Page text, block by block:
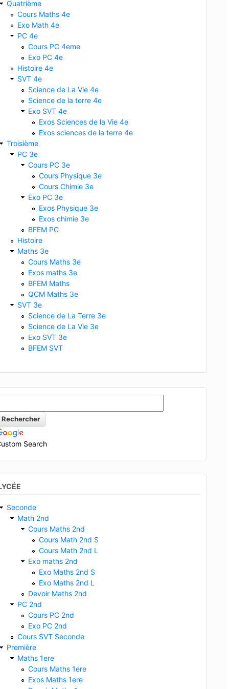
Quatrième
Cours Maths 4e
Exo Math 4e
PC 4e
Cours PC 4eme
Exo PC 4e
Histoire 4e
SVT 4e
Science de La Vie 4e
Science de la terre 4e
Exo SVT 4e
Exos Sciences de la Vie 4e
Exos sciences de la terre 4e
Troisième
PC 3e
Cours PC 3e
Cours Physique 3e
Cours Chimie 3e
Exo PC 3e
Exos Physique 3e
Exos chimie 3e
BFEM PC
Histoire
Maths 3e
Cours Maths 3e
Exos maths 3e
BFEM Maths
QCM Maths 3e
SVT 3e
Science de La Terre 3e
Science de La Vie 3e
Exo SVT 3e
BFEM SVT
Search
Seconde
Math 2nd
Cours Maths 2nd
Cours Math 2nd S
Cours Math 2nd L
Exo maths 2nd
Exo Maths 2nd S
Exo Maths 2nd L
Devoir Maths 2nd
PC 2nd
Cours PC 2nd
Exo PC 2nd
Cours SVT Seconde
Première
Maths 1ere
Cours Maths 1ere
Exos Maths 1ere